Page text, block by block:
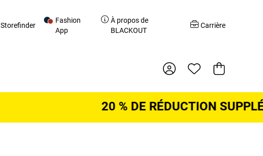
Storefinder
Fashion
App
À propos de
BLACKOUT
Carrière
Panier
20 % DE RÉDUCTION